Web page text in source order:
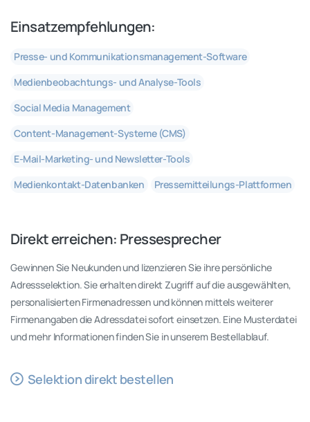
Einsatzempfehlungen:
Presse- und Kommunikationsmanagement-Software
Medienbeobachtungs- und Analyse-Tools
Social Media Management
Content-Management-Systeme (CMS)
E-Mail-Marketing- und Newsletter-Tools
Medienkontakt-Datenbanken
Pressemitteilungs-Plattformen
Direkterreichen: Pressesprecher
Gewinnen Sie Neukunden und lizenzieren Sie ihre persönliche
Adressselektion. Sie erhalten direkt Zugriff auf die ausgewählten,
personalisierten Firmenadressen und können mittels weiterer
Firmenangaben die Adressdatei sofort einsetzen. Eine Musterdatei
und mehr Informationen finden Sie in unserem Bestellablauf.
Selektion direkt bestellen